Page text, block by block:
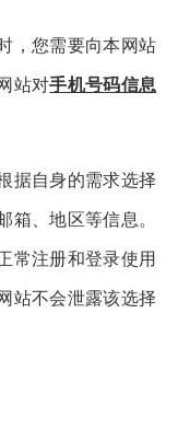
您需要向本网站
站对手机号码信息
自身的需求选择
箱、地区等信息。
常注册和登录使用
站不会泄露该选择